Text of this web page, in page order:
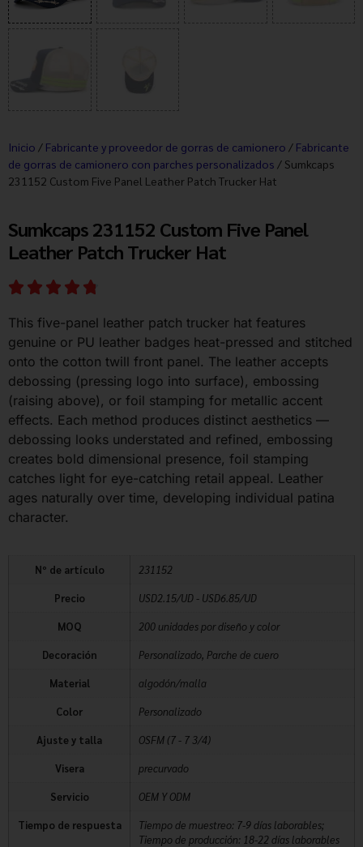
Inicio / Fabricante y proveedor de gorras de camionero / Fabricante
de gorras de camionero con parches personalizados / Sumkcaps
231152 Custom Five Panel Leather Patch Trucker Hat
Sumkcaps 231152 Custom Five Panel
Leather Patch Trucker Hat
This five-panel leather patch trucker hat features
genuine or PU leather badges heat-pressed and stitched
onto the cotton twill front panel. The leather accepts
debossing (pressing logo into surface), embossing
(raising above), or foil stamping for metallic accent
effects. Each method produces distinct aesthetics —
debossing looks understated and refined, embossing
creates bold dimensional presence, foil stamping
catches light for eye-catching retail appeal. Leather
ages naturally over time, developing individual patina
character.
Nº de artículo 231152
Precio USD2.15/UD - USD6.85/UD
MOQ 200 unidades por diseño y color
Decoración Personalizado, Parche de cuero
Material algodón/malla
Color Personalizado
Ajuste y talla OSFM (7 - 7 3/4)
Visera precurvado
Servicio OEM Y ODM
Tiempo de respuesta
Tiempo de muestreo: 7-9 días laborables;
Tiempo de producción: 18-22 días laborables